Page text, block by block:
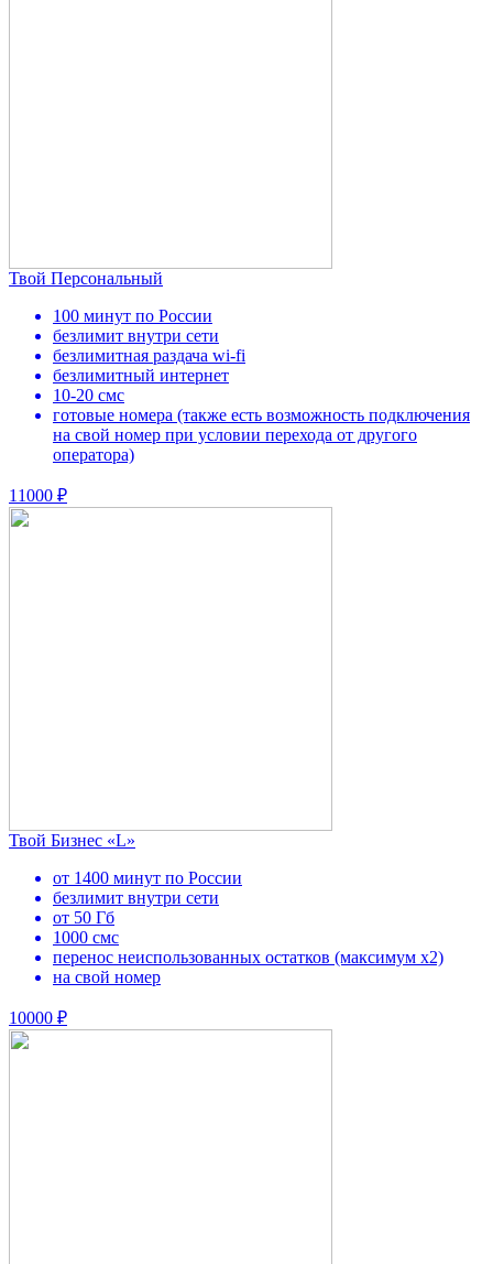
Твой Персональный
100 минут по России
безлимит внутри сети
безлимитная раздача wi-fi
безлимитный интернет
10-20 смс
готовые номера (также есть возможность подключения
на свой номер при условии перехода от другого
оператора)
11000 ₽
Твой Бизнес «L»
от 1400 минут по России
безлимит внутри сети
от 50 Гб
1000 смс
перенос неиспользованных остатков (максимум х2)
на свой номер
10000 ₽